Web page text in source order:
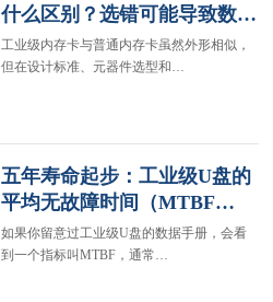
什么区别？选错可能导致数…
工业级内存卡与普通内存卡虽然外形相似，
但在设计标准、元器件选型和…
五年寿命起步：工业级U盘的
平均无故障时间（MTBF…
如果你留意过工业级U盘的数据手册，会看
到一个指标叫MTBF，通常…